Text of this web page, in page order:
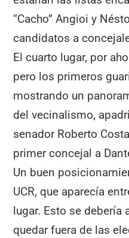
“Cacho” Angioi y
candidatos a
El cuarto lugar, por
pero los primeros
mostrando un
del vecinalismo,
senador Roberto
primer concejal a
Un buen
UCR, que aparecía
lugar. Esto se debería
quedar fuera de las